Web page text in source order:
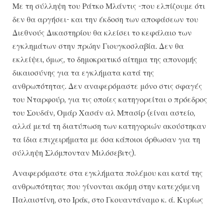
Με τη σύλληψη του Ράτκο Μλάντις -που ελπίζουμε ότι
δεν θα αργήσει- και την έκδοση των αποφάσεων του
Διεθνούς Δικαστηρίου θα κλείσει το κεφάλαιο των
εγκλημάτων στην πρώην Γιουγκοσλαβία. Δεν θα
εκλείψει, όμως, το δημοκρατικό αίτημα της απονομής
δικαιοσύνης για τα εγκλήματα κατά της
ανθρωπότητας. Δεν αναφερόμαστε μόνο στις σφαγές
του Νταρφούρ, για τις οποίες κατηγορείται ο πρόεδρος
του Σουδάν, Ομάρ Χασάν αλ Μπασίρ (είναι αστείο,
αλλά μετά τη διατύπωση των κατηγοριών ακούστηκαν
τα ίδια επιχειρήματα με όσα κάποιοι όρθωσαν για τη
σύλληψη Σλόμπονταν Μιλόσεβιτς).
Αναφερόμαστε στα εγκλήματα πολέμου και κατά της
ανθρωπότητας που γίνονται ακόμη στην κατεχόμενη
Παλαιστίνη, στο Ιράκ, στο Γκουαντάναμο κ. ά. Κυρίως